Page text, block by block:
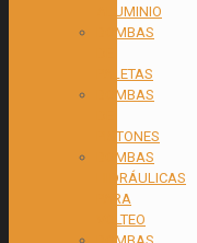
ALUMINIO
BOMBAS
PALETAS
BOMBAS
PISTONES
BOMBAS
HIDRÁULICAS
PARA
VOLTEO